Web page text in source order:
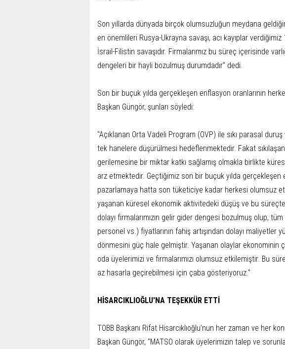
Son yıllarda dünyada birçok olumsuzluğun meydana
en önemlileri Rusya-Ukrayna savaşı, acı kayıplar
İsrail-Filistin savaşıdır. Firmalarımız bu süreç içerisinde
dengeleri bir hayli bozulmuş durumdadır" dedi.
Son bir buçuk yılda gerçekleşen enflasyon oranlarının
Başkan Güngör, şunları söyledi:
"Açıklanan Orta Vadeli Program (OVP) ile sıkı parasal
tek hanelere düşürülmesi hedeflenmektedir. Fakat
gerilemesine bir miktar katkı sağlamış olmakla birlikte
arz etmektedir. Geçtiğimiz son bir buçuk yılda
pazarlamaya hatta son tüketiciye kadar herkesi olumsuz
yaşanan küresel ekonomik aktivitedeki düşüş ve bu
dolayı firmalarımızın gelir gider dengesi bozulmuş olup,
personel vs.) fiyatlarının fahiş artışından dolayı maliyetler
dönmesini güç hale gelmiştir. Yaşanan olaylar ekonominin
oda üyelerimizi ve firmalarımızı olumsuz etkilemiştir. Bu
az hasarla geçirebilmesi için çaba gösteriyoruz."
HİSARCIKLIOĞLU'NA TEŞEKKÜR ETTİ
TOBB Başkanı Rifat Hisarcıklıoğlu'nun her zaman ve her
Başkan Güngör, "MATSO olarak üyelerimizin talep ve